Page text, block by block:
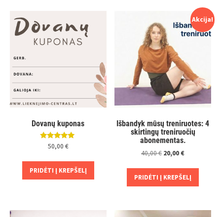
Dovanų kuponas
Įvertinimas:
5.00
50,00 €
PRIDĖTI Į KREPŠELĮ
Akcija!
Išbandyk mūsų treniruotes: 4
skirtingų treniruočių
abonementas.
40,00€ Original
40,00 €.
20,00€Current
20,00 €.
PRIDĖTI Į KREPŠELĮ